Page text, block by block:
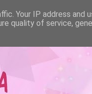
Your IP address and
quality of service,